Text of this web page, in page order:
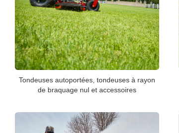
Tondeuses autoportées, tondeuses à rayon
de braquage nul et accessoires